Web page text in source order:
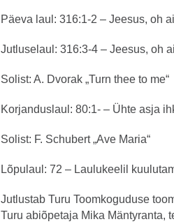
Päeva laul: 316:1-2 – Jeesus, oh
Jutluselaul: 316:3-4 – Jeesus, oh
Solist: A. Dvorak „Turn thee to me“
Korjanduslaul: 80:1- – Ühte asja
Solist: F. Schubert „Ave Maria“
Lõpulaul: 72 – Laulukeelil
Jutlustab Turu Toomkoguduse
Turu abiõpetaja Mika Mäntyranta,